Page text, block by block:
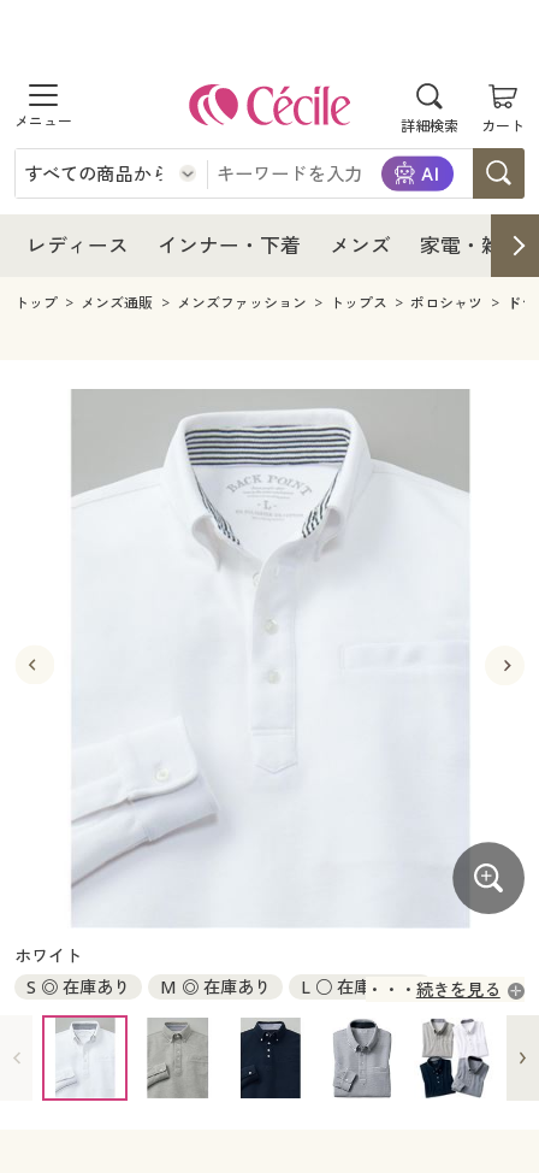
詳細検索 カート
商品を探す
レディース
レディースファッション
インナー・下着
インナー・下着通販すべて
ジュニア・ティーンズ下着
メンズ
メンズファッション
メンズ下着
キッチン・雑貨・日用品
寝具・インテリア・家具
寝具・インテリア・家具通販すべて
美容・健康
大きいサイズ レディース下着
大きいサイズ 事務・制服
シークレットセール
商品カテゴリ一覧
カタログ
カタログ・チラシからのご注文
デジタルカタログ
カタログ無料プレゼント
レディース インナー・下着 メンズ 家電・雑貨
レディース
レディース通販すべて
レディースファッション
インナー・下着
インナー・下着通販すべて
ジュニア・ティーンズ下着
メンズ
キッチン・雑貨・日用品
寝具・インテリア・家具通販すべて
家具・収納
カーテン・ラグ・ファブリック
美容・健康通販すべて
美容・健康・サプリメント
制服・スクール
制服・スクールすべて
大きいサイズ メンズ
大きいサイズ 事務・制服
カタログ
カタログ・チラシからのご注文
カタログ無料プレゼント
会員メニュー
トップ メンズ通販 メンズファッション トップス ポロシャツ ド
ホワイト
S ◎ 在庫あり
M ◎ 在庫あり
L ○ 在庫わずか
LL ◎ 在庫あり
3L ◎ 在庫あり 5L ◎ 在庫あり
続きを見る